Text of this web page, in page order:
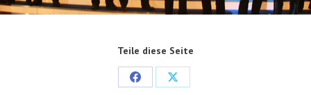
Teile diese Seite
Share
Share